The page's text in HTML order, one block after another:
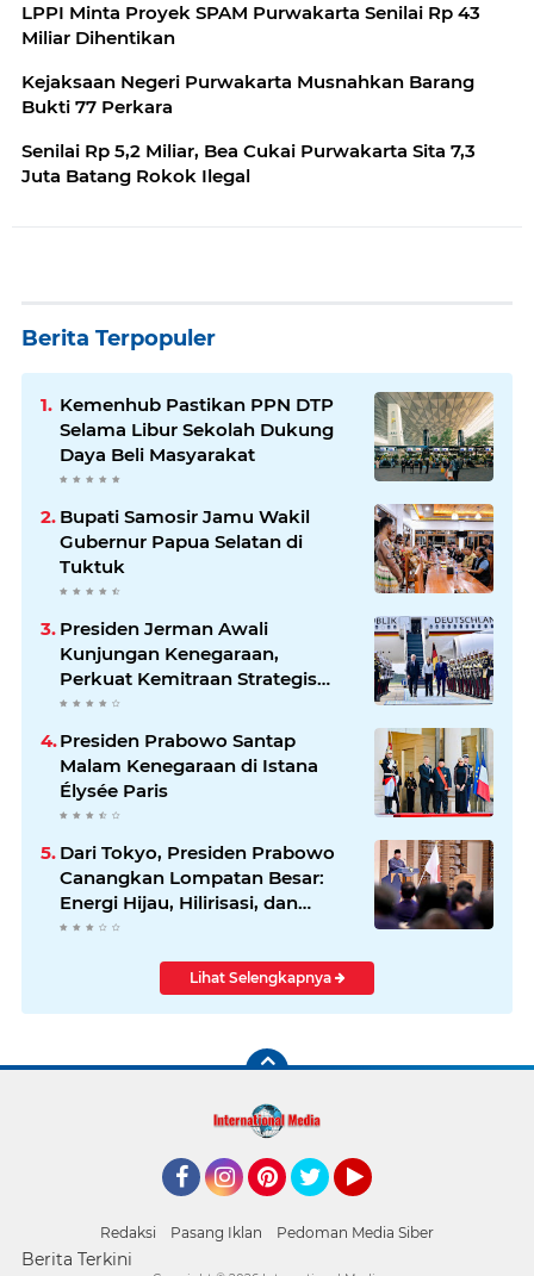
LPPI Minta Proyek SPAM Purwakarta Senilai Rp 43
Miliar Dihentikan
Kejaksaan Negeri Purwakarta Musnahkan Barang
Bukti 77 Perkara
Senilai Rp 5,2 Miliar, Bea Cukai Purwakarta Sita 7,3
Juta Batang Rokok Ilegal
Berita Terpopuler
Kemenhub Pastikan PPN DTP
Selama Libur Sekolah Dukung
Daya Beli Masyarakat
Bupati Samosir Jamu Wakil
Gubernur Papua Selatan di
Tuktuk
Presiden Jerman Awali
Kunjungan Kenegaraan,
Perkuat Kemitraan Strategis
Indonesia–Jerman
Presiden Prabowo Santap
Malam Kenegaraan di Istana
Élysée Paris
Dari Tokyo, Presiden Prabowo
Canangkan Lompatan Besar:
Energi Hijau, Hilirisasi, dan
Diplomasi Ekonomi
Lihat Selengkapnya
Redaksi Pasang Iklan Pedoman Media Siber
Berita Terkini